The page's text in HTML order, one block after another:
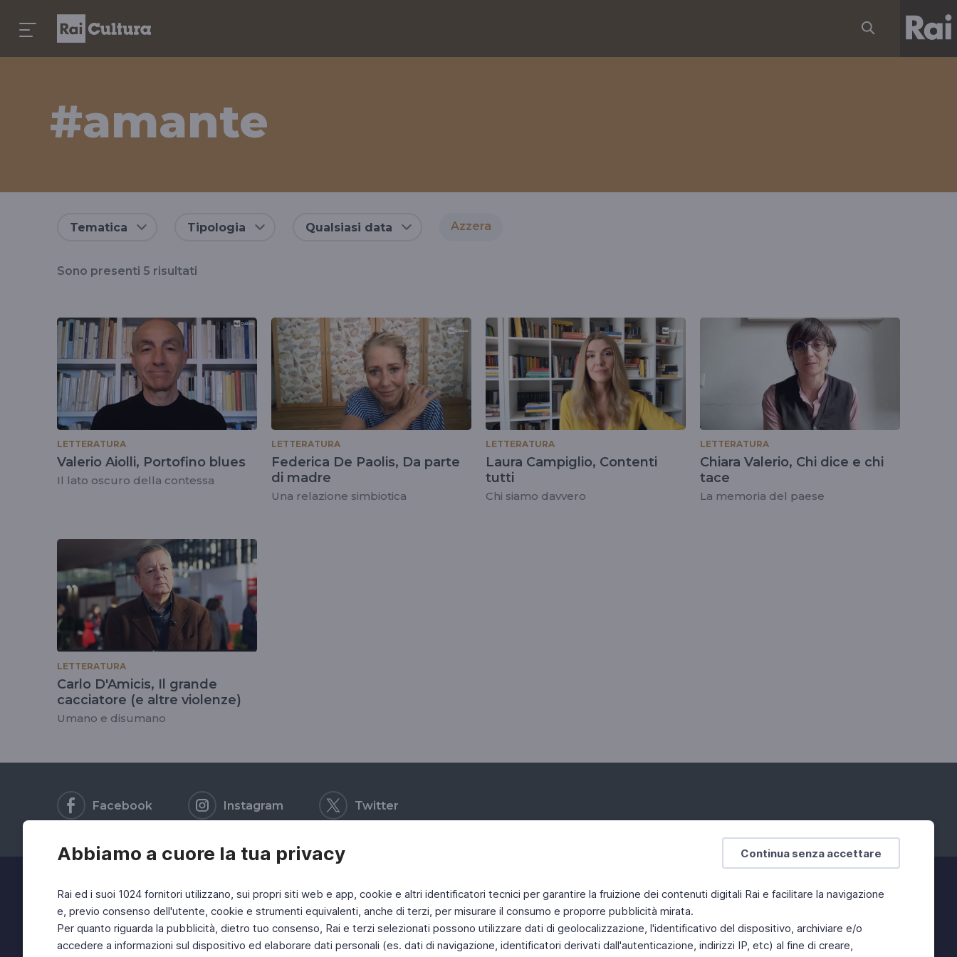
Continua senza accettare
Abbiamo a cuore la tua privacy
Rai ed i suoi 1024 fornitori utilizzano, sui propri siti web e app, cookie e altri identificatori tecnici per garantire la fruizione dei contenuti digitali Rai e facilitare la navigazione
e, previo consenso dell'utente, cookie e strumenti equivalenti, anche di terzi, per misurare il consumo e proporre pubblicità mirata.
Per quanto riguarda la pubblicità, dietro tuo consenso, Rai e terzi selezionati possono utilizzare dati di geolocalizzazione, l'identificativo del dispositivo, archiviare e/o
accedere a informazioni sul dispositivo ed elaborare dati personali (es. dati di navigazione, identificatori derivati dall'autenticazione, indirizzi IP, etc) al fine di creare,
#amante
tag
#amante
Tematica Tipologia Qualsiasi data Azzera
Sono presenti 5 risultati
LETTERATURA
Valerio Aiolli, Portofino blues
Il lato oscuro della contessa
LETTERATURA
Federica De Paolis, Da parte
di madre
Una relazione simbiotica
LETTERATURA
Laura Campiglio, Contenti
tutti
Chi siamo davvero
LETTERATURA
Chiara Valerio, Chi dice e chi
tace
La memoria del paese
LETTERATURA
Carlo D'Amicis, Il grande
cacciatore (e altre violenze)
Umano e disumano
Facebook Instagram Twitter